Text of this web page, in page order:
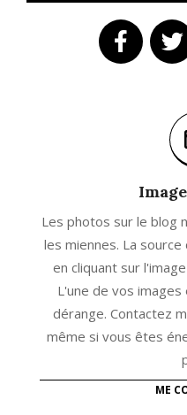
Les photos sur le blog
les miennes. La
en cliquant sur
L'une de vos
dérange. Contactez
même si vous êtes
ME